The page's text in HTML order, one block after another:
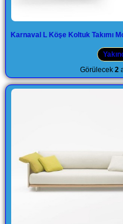
Karnaval L Köşe Koltuk Takımı
Görülecek2